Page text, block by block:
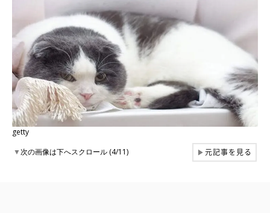
getty
▼次の画像は下へスクロール (4/11) ▶元記事を見る